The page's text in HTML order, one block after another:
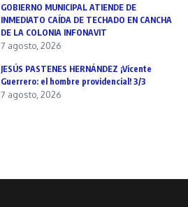
GOBIERNO MUNICIPAL ATIENDE DE
INMEDIATO CAÍDA DE TECHADO EN CANCHA
DE LA COLONIA INFONAVIT
7 agosto, 2026
JESÚS PASTENES HERNÁNDEZ ¡Vicente
Guerrero: el hombre providencial! 3/3
7 agosto, 2026